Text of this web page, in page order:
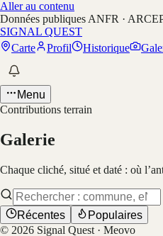
Aller au contenu
Données publiques ANFR ·
SIGNAL QUEST
Carte
Profil Historique
Menu
Contributions terrain
Galerie
Chaque cliché, situé et daté : où
Récentes
Populaires
© 2026 Signal Quest · Meovo